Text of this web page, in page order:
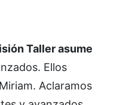
Taller asume
Ellos
Aclaramos